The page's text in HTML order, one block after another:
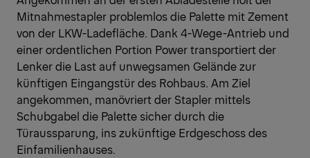
Mitnahmestapler problemlos die Palette mit Zement
von der LKW-Ladefläche. Dank 4-Wege-Antrieb und
einer ordentlichen Portion Power transportiert der
Lenker die Last auf unwegsamen Gelände zur
künftigen Eingangstür des Rohbaus. Am Ziel
angekommen, manövriert der Stapler mittels
Schubgabel die Palette sicher durch die
Türaussparung, ins zukünftige Erdgeschoss des
Einfamilienhauses.